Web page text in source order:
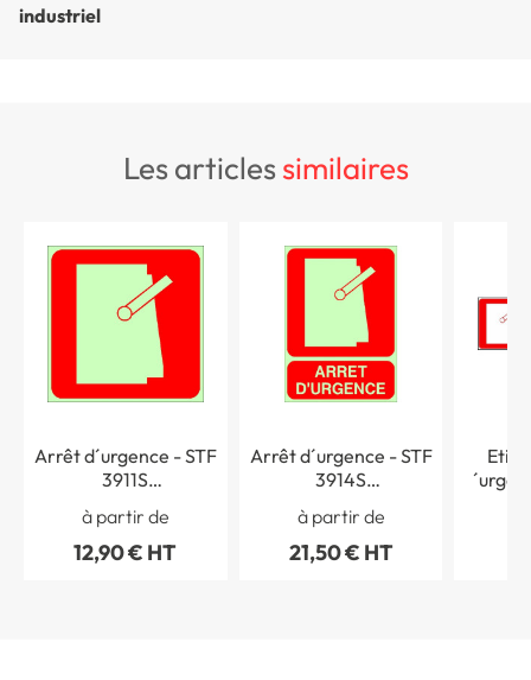
industriel
les articlessimilaires
Arrêt d´urgence - STF
3911S
photoluminescent
Classe A
à partir de
12,90 € HT
Arrêt d´urgence - STF
3914S
photoluminescent
Classe A
à partir de
21,50 € HT